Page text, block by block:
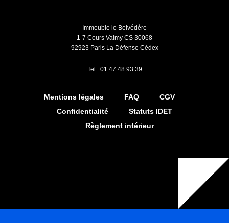
Immeuble le Belvédère
1-7 Cours Valmy CS 30068
92923 Paris La Défense Cédex
Tel : 01 47 48 93 39
Mentions légales FAQ
CGV
Confidentialité
Statuts IDET
Règlement intérieur